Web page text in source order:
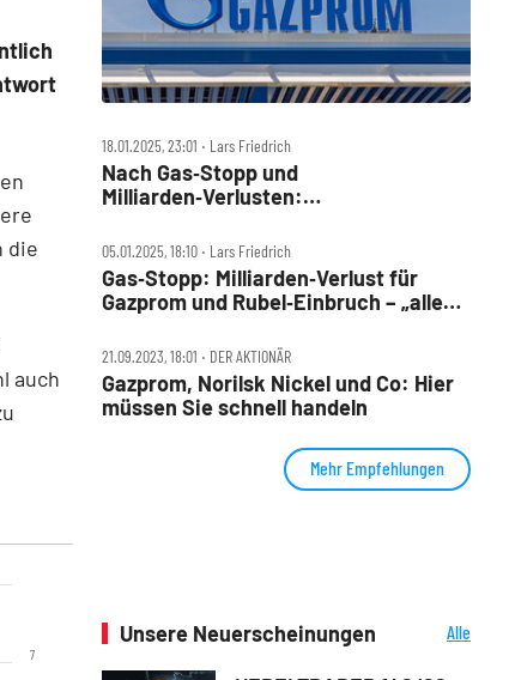
die
auch
7
18.01.2025, 23:01 ‧ Lars Friedrich
Nach Gas‑Stopp und
Milliarden‑Verlusten:
05.01.2025, 18:10 ‧ Lars Friedrich
Gas‑Stopp: Milliarden‑Verlust für
Gazprom und Rubel‑Einbruch – „alles
21.09.2023, 18:01 ‧ DER AKTIONÄR
Gazprom, Norilsk Nickel und Co: Hier
müssen Sie schnell handeln
Mehr Empfehlungen
Unsere Neuerscheinungen
Alle